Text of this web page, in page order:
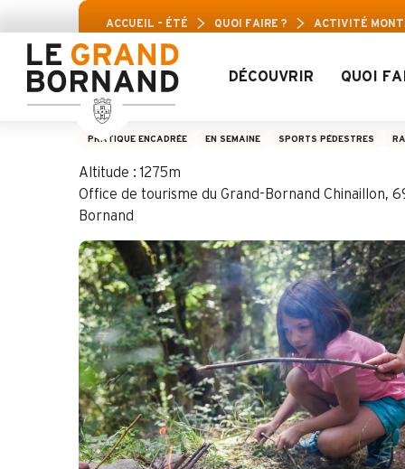
au
contenu
principal
Pass
DÉCOUVRIR QUOI
ACCUEIL – ÉTÉ QUOI FAIRE ? ACTIVITÉ
Activité montagne
PRATIQUE ENCADRÉE EN SEMAINE SPORTS PÉDESTRES
Altitude : 1275m
Office de tourisme du Grand-Bornand Chinaillon,
Bornand